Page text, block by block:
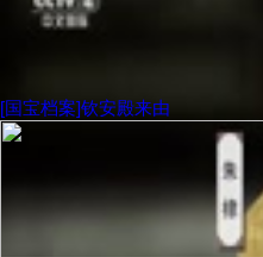
[国宝档案]钦安殿来由